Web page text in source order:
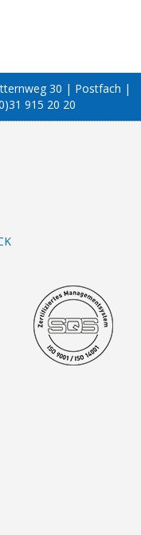
30 | Postfach |
915 20 20